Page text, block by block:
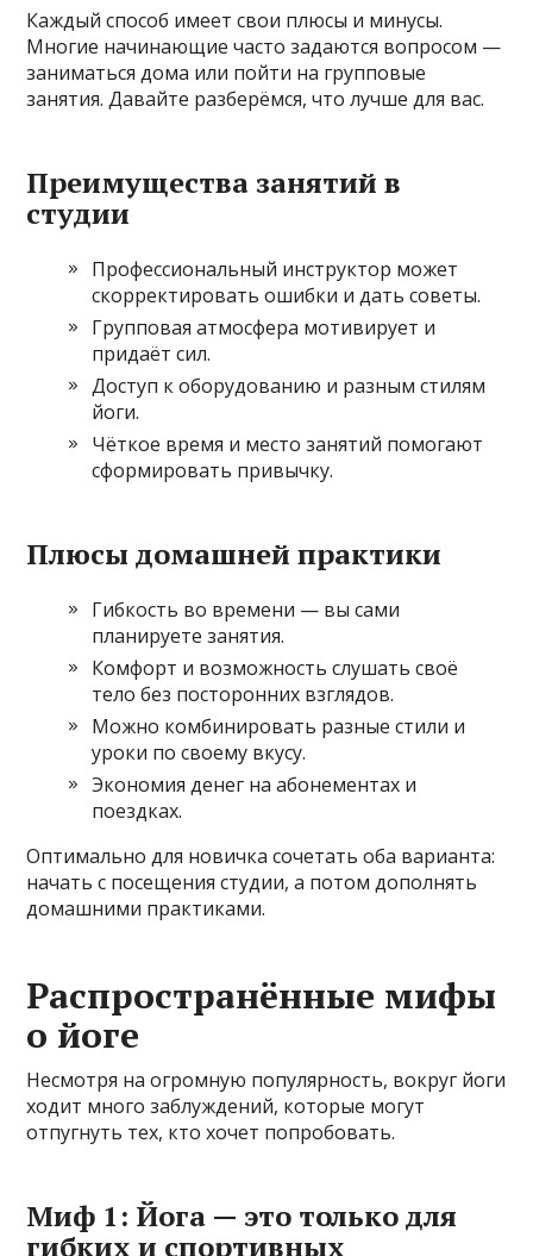
Каждый способ имеет свои плюсы и минусы.
Многие начинающие часто задаются вопросом —
заниматься дома или пойти на групповые
занятия. Давайте разберёмся, что лучше для вас.
Преимущества занятий в
студии
Профессиональный инструктор может
скорректировать ошибки и дать советы.
Групповая атмосфера мотивирует и
придаёт сил.
Доступ к оборудованию и разным стилям
йоги.
Чёткое время и место занятий помогают
сформировать привычку.
Плюсы домашней практики
Гибкость во времени — вы сами
планируете занятия.
Комфорт и возможность слушать своё
тело без посторонних взглядов.
Можно комбинировать разные стили и
уроки по своему вкусу.
Экономия денег на абонементах и
поездках.
Оптимально для новичка сочетать оба варианта:
начать с посещения студии, а потом дополнять
домашними практиками.
Распространённые мифы
о йоге
Несмотря на огромную популярность, вокруг йоги
ходит много заблуждений, которые могут
отпугнуть тех, кто хочет попробовать.
Миф 1: Йога — это только для
гибких и спортивных